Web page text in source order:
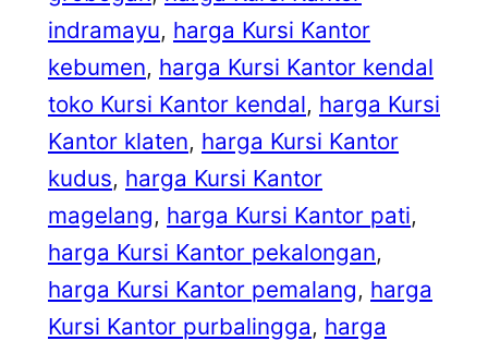
indramayu, harga Kursi Kantor
kebumen, harga Kursi Kantor kendal
toko Kursi Kantor kendal, harga Kursi
Kantor klaten, harga Kursi Kantor
kudus, harga Kursi Kantor
magelang, harga Kursi Kantor pati
harga Kursi Kantor pekalongan
harga Kursi Kantor pemalang, harga
Kursi Kantor purbalingga, harga